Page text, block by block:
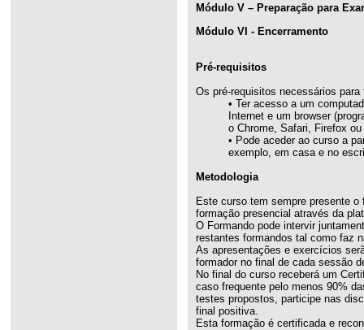
Módulo V – Preparação para
Módulo VI - Encerramento
Pré-requisitos
Os pré-requisitos necessários
• Ter acesso a um
Internet e um browser
o Chrome, Safari, Firefox
• Pode aceder ao curso a
exemplo, em casa e no
Metodologia
Este curso tem sempre presente o
formação presencial através da
O Formando pode intervir
restantes formandos tal como faz
As apresentações e exercícios
formador no final de cada sessão
No final do curso receberá um
caso frequente pelo menos 90%
testes propostos, participe nas
final positiva.
Esta formação é certificada e